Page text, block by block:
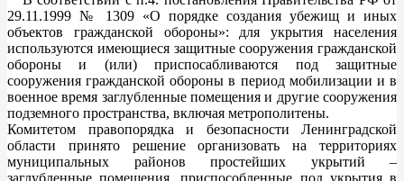
29.11.1999 № 1309 «О порядке создания убежищ и иных
объектов гражданской обороны»: для укрытия населения
используются имеющиеся защитные сооружения гражданской
обороны и (или) приспосабливаются под защитные
сооружения гражданской обороны в период мобилизации и в
военное время заглубленные помещения и другие сооружения
подземного пространства, включая метрополитены.
Комитетом правопорядка и безопасности Ленинградской
области принято решение организовать на территориях
муниципальных районов простейших укрытий –
заглубленные помещения, приспособленные под укрытия в